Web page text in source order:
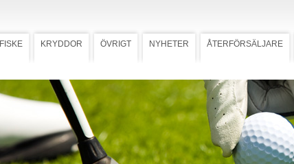
FISKE KRYDDOR ÖVRIGT NYHETER ÅTERFÖRSÄLJARE
Golfboll, VIP
Golfboll, VIP
Ett dussin golfbollar tryckta med personligt
namn.
(1-färgstryck).
Ladda ner mall med tryckstorlek, golfboll.
Ladda ner högupplöst bild